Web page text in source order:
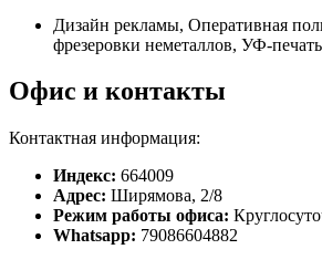
Дизайн рекламы, Оперативная
фрезеровки неметаллов, УФ-
Офис и контакты
Контактная информация:
Индекс: 664009
Адрес: Ширямова, 2/8
Режим работы офиса:
Whatsapp: 79086604882